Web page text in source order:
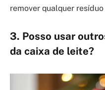
remover qualquer
3. Posso usar
da caixa de leite?